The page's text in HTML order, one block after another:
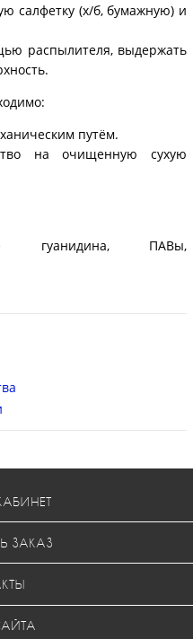
салфетку (х/б, бумажную) и
распылителя, выдержать
путём.
на очищенную сухую
гуанидина, ПАВы,
ЗАКАЗ